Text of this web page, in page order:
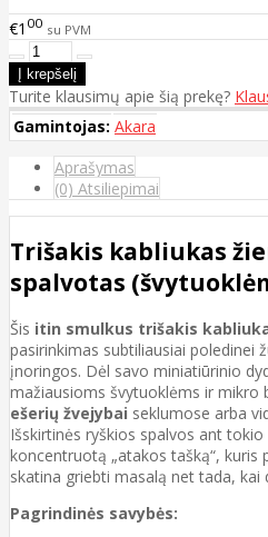
€1 00 su PVM
Turite klausimų apie šią prekę?
Gamintojas: Akara
Aprašymas
(0) Atsiliepimai
Trišakis kabliukas
spalvotas
Šis itin smulkus trišakis
pasirinkimas subtiliausiai poledinei
įnoringos. Dėl savo miniatiūrinio
mažiausioms švytuoklėms ir mikro
ešerių žvejybai seklumose arba
Išskirtinės ryškios spalvos ant
koncentruotą „atakos tašką“, kuris
skatina griebti masalą net tada, kai
Pagrindinės savybės: